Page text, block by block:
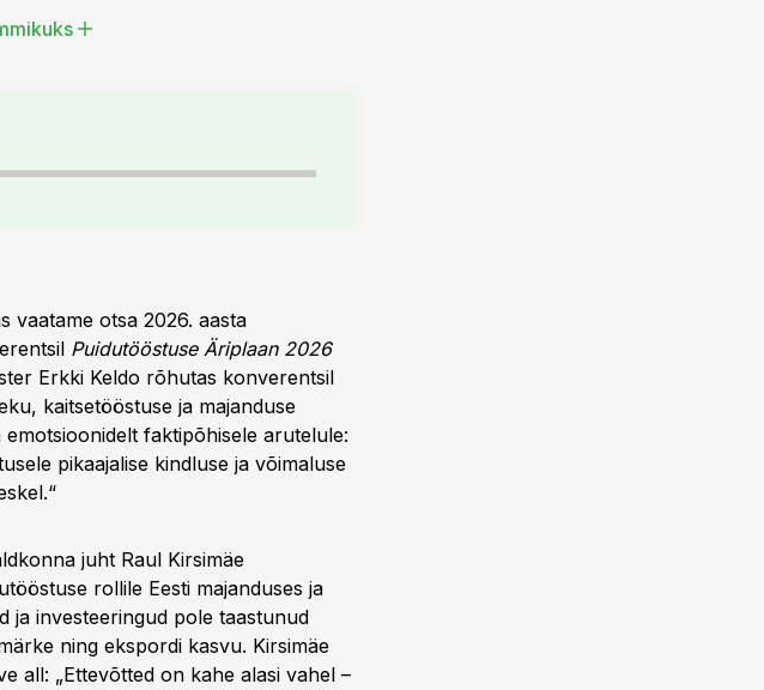
vaatame otsa 2026. aasta
Puidutööstuse Äriplaan 2026
Erkki Keldo rõhutas konverentsil
kaitsetööstuse ja majanduse
faktipõhisele arutelule:
pikaajalise kindluse ja võimaluse
juht Raul Kirsimäe
rollile Eesti majanduses ja
ja investeeringud pole taastunud
ning ekspordi kasvu. Kirsimäe
all: „Ettevõtted on kahe alasi vahel –